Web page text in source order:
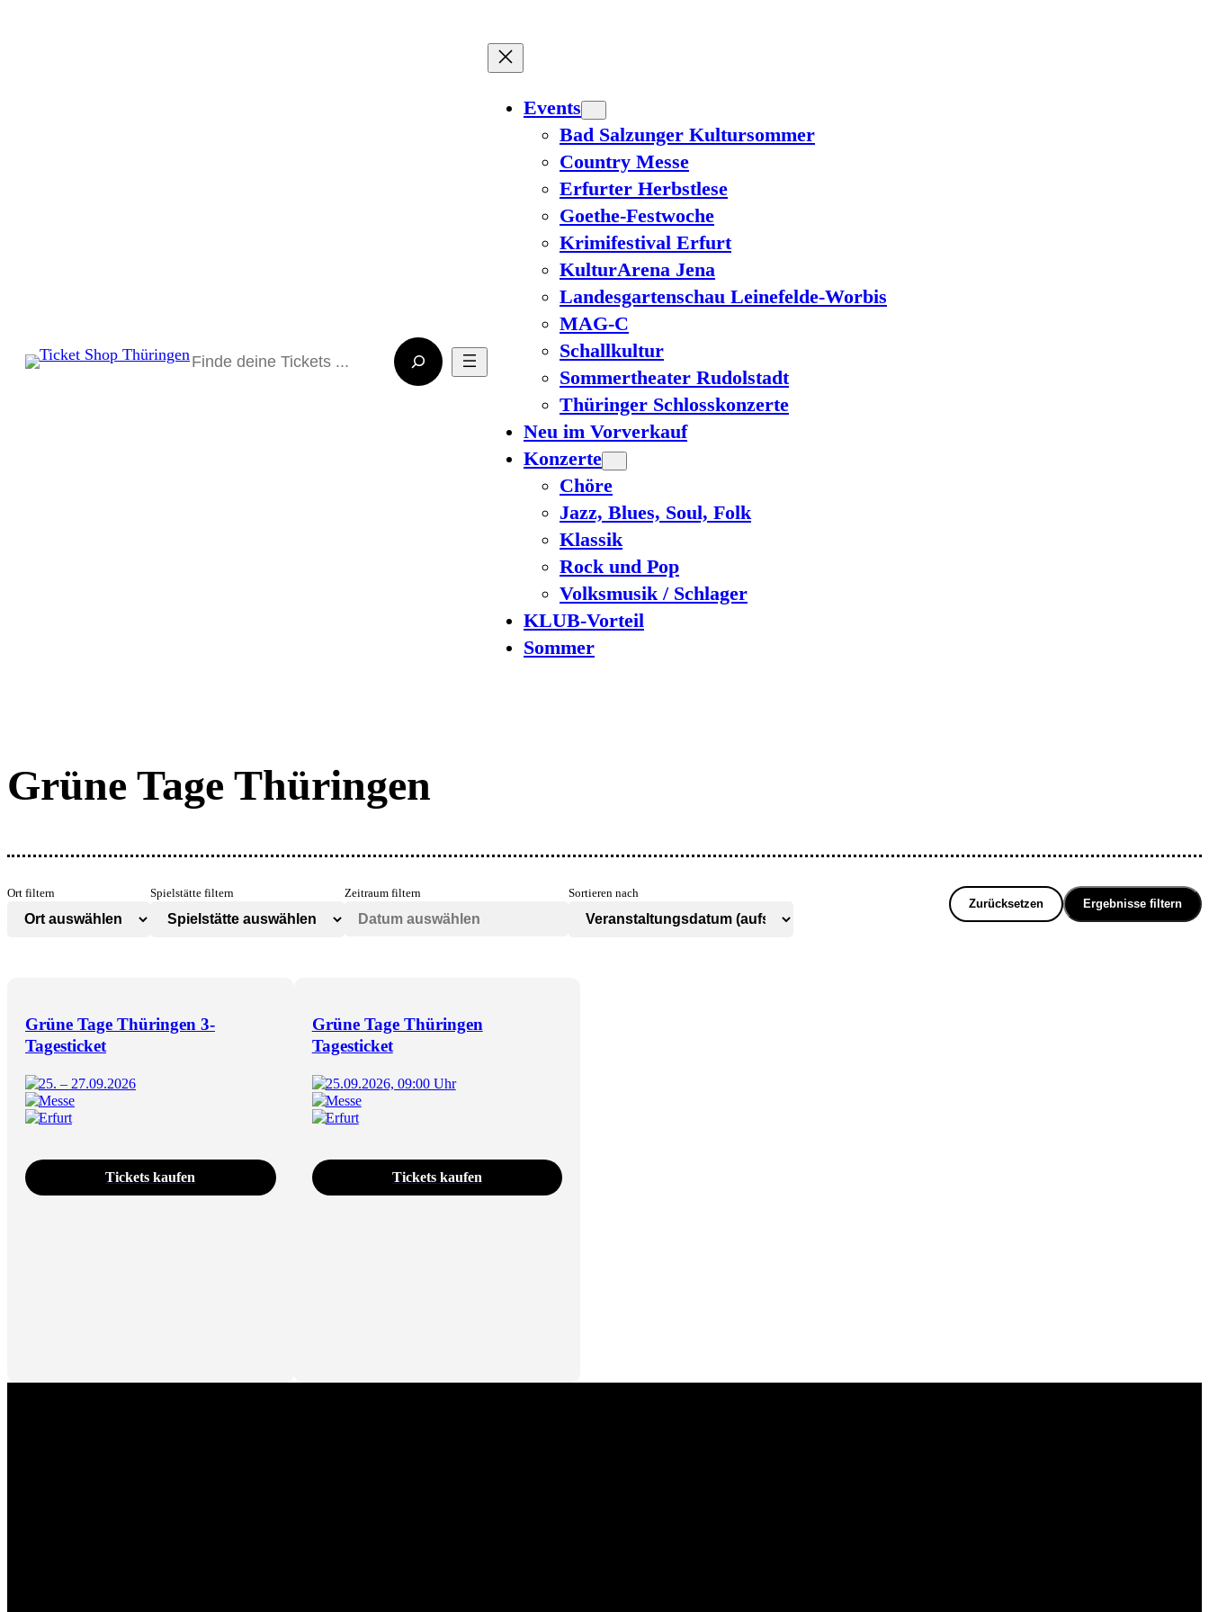
Events
Bad Salzunger Kultursommer
Country Messe
Erfurter Herbstlese
Goethe-Festwoche
Krimifestival Erfurt
KulturArena Jena
Landesgartenschau Leinefelde-Worbis
MAG-C
Schallkultur
Sommertheater Rudolstadt
Thüringer Schlosskonzerte
Neu im Vorverkauf
Konzerte
Chöre
Jazz, Blues, Soul, Folk
Klassik
Rock und Pop
Volksmusik / Schlager
KLUB-Vorteil
Sommer
Grüne Tage Thüringen
Ort filtern Spielstätte filtern Zeitraum filtern Sortieren nach
Zurücksetzen Ergebnisse filtern
Grüne Tage Thüringen 3-
Tagesticket
25. – 27.09.2026
Messe
Erfurt
Tickets kaufen
Grüne Tage Thüringen
Tagesticket
25.09.2026, 09:00 Uhr
Messe
Erfurt
Tickets kaufen